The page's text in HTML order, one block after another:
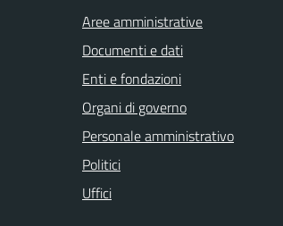
Aree amministrative
Documenti e dati
Enti e fondazioni
Organi di governo
Personale amministrativo
Politici
Uffici